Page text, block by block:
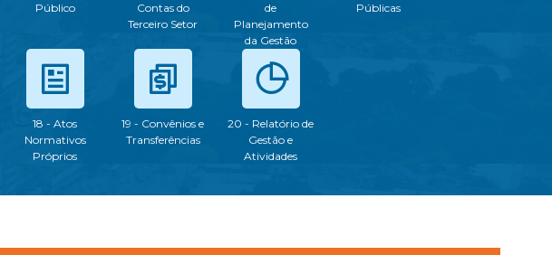
Público
Contas do
Terceiro Setor
de
Planejamento
da Gestão
Públicas
18 - Atos
Normativos
Próprios
19 - Convênios e
Transferências
20 - Relatório de
Gestão e
Atividades